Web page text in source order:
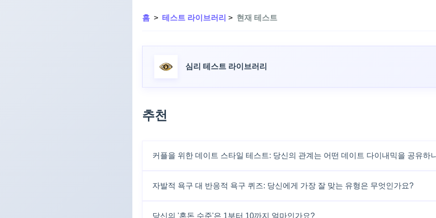
홈 > 테스트 라이브러리 > 현재 테스트
심리 테스트 라이브러리
추천
커플을 위한 데이트 스타일 테스트: 당신의 관계는 어떤 데이트 다이내믹을 공유하
자발적 욕구 대 반응적 욕구 퀴즈: 당신에게 가장 잘 맞는 유형은 무엇인가요?
당신의 '혼돈 수준'은 1부터 10까지 얼마인가요?